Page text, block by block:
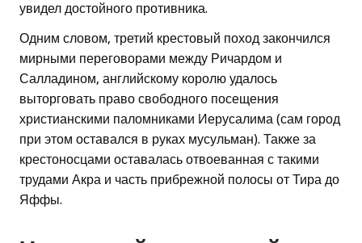
увидел достойного противника.
Одним словом, третий крестовый поход закончился
мирными переговорами между Ричардом и
Салладином, английскому королю удалось
выторговать право свободного посещения
христианскими паломниками Иерусалима (сам город
при этом оставался в руках мусульман). Также за
крестоносцами оставалась отвоеванная с такими
трудами Акра и часть прибрежной полосы от Тира до
Яффы.